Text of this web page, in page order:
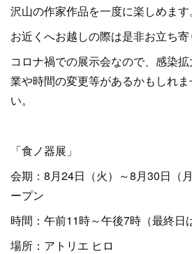
沢山の作家作品を一度に楽しめます。
お近くへお越しの際は是非お立ち寄
コロナ禍での展示会なので、感染
業や時間の変更等があるかもしれ
い。
「食ノ器展」
会期：8月24日（火）～8月30日（
ープン
時間：午前11時～午後7時（最終日
場所：アトリエ ヒロ